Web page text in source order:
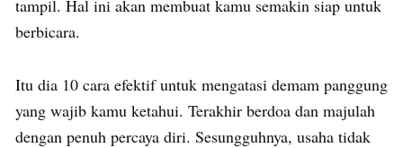
tampil. Hal ini akan membuat kamu semakin siap untuk
berbicara.
Itu dia 10 cara efektif untuk mengatasi demam panggung
yang wajib kamu ketahui. Terakhir berdoa dan majulah
dengan penuh percaya diri. Sesungguhnya, usaha tidak